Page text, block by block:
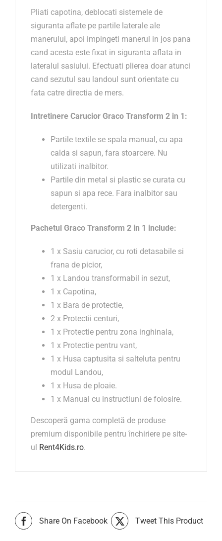
Pliati capotina, deblocati sistemele de
siguranta aflate pe partile laterale ale
manerului, apoi impingeti manerul in jos pana
cand acesta este fixat in siguranta aflata in
lateralul sasiului. Efectuati plierea doar atunci
cand sezutul sau landoul sunt orientate cu
fata catre directia de mers.
Intretinere Carucior GracoTransform 2 in 1:
Partile textile se spala manual, cu apa
calda si sapun, fara stoarcere. Nu
utilizati inalbitor.
Partile din metal si plastic se curata cu
sapun si apa rece. Fara inalbitor sau
detergenti.
Pachetul GracoTransform 2 in 1 include:
1 x Sasiu carucior, cu roti detasabile si
frana de picior,
1 x Landou transformabil in sezut,
1 x Capotina,
1 x Bara de protectie,
2 x Protectii centuri,
1 x Protectie pentru zona inghinala,
1 x Protectie pentru vant,
1 x Husa captusita si salteluta pentru
modul Landou,
1 x Husa de ploaie.
1 x Manual cu instructiuni de folosire.
Descoperă gama completă de produse
premium disponibile pentru închiriere pe site-
ul Rent4Kids.ro.
Share On Facebook Tweet This Product